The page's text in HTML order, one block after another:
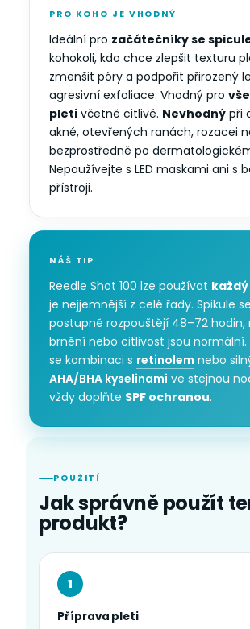
PRO KOHO JE VHODNÝ
Ideální pro začátečníky se
kohokoli, kdo chce zlepšit texturu
zmenšit póry a podpořit přirozený
agresivní exfoliace. Vhodný pro
pleti včetně citlivé. Nevhodný při
akné, otevřených ranách, rozacei
bezprostředně po
Nepoužívejte s LED maskami ani s
přístroji.
NÁŠ TIP
Reedle Shot 100 lze používat
je nejjemnější z celé řady. Spikule
postupně rozpouštějí 48–72 hodin,
brnění nebo citlivost jsou normální.
se kombinaci s retinolem nebo
AHA/BHA kyselinami ve stejnou
vždy doplňte SPF ochranou.
POUŽITÍ
Jak správně použít
produkt?
1
Příprava pleti